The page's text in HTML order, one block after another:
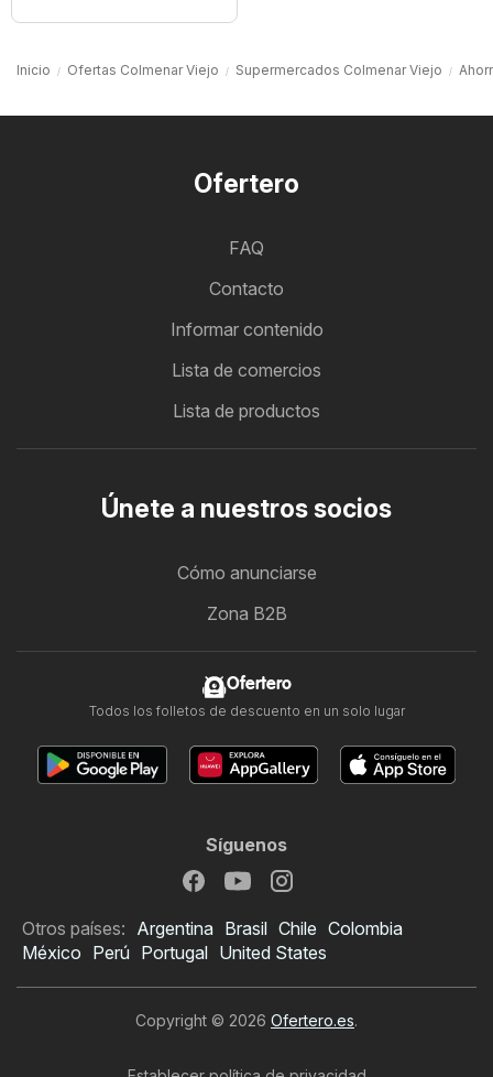
Inicio Ofertas Colmenar Viejo Supermercados Colmenar Viejo
Ofertero
FAQ
Contacto
Informar contenido
Lista de comercios
Lista de productos
Únete a nuestros socios
Cómo anunciarse
Zona B2B
Ofertero
Todos los folletos de descuento en un solo lugar
Síguenos
Otros países: Argentina Brasil Chile Colombia
México Perú Portugal United States
Copyright © 2026 Ofertero.es.